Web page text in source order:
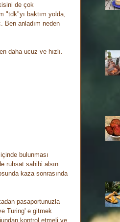
de çok
"tdk"yı baktım yolda,
Ben anladım neden
daha ucuz ve hızlı.
bulunması
ruhsat sahibi alsın.
kaza sonrasında
pasaportunuzla
Turing' e gitmek
kontrol etmeli ve